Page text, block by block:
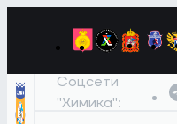
Соцсети
"Химика":